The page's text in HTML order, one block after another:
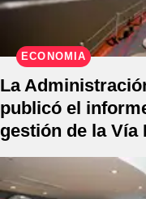
ECONOMÍA
La
publicó el
gestión de la Vía